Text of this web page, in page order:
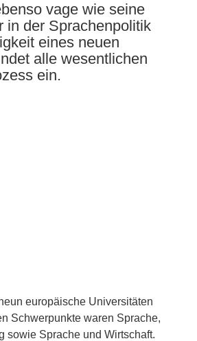
vage wie seine
in der Sprachenpolitik
eines neuen
alle wesentlichen
ein.
europäische Universitäten
Schwerpunkte waren Sprache,
sowie Sprache und Wirtschaft.